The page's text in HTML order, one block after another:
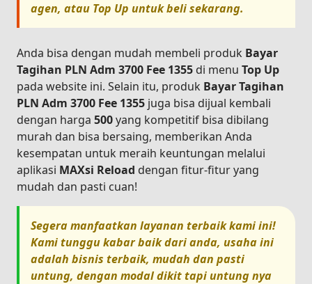
agen, atau Top Up untuk beli sekarang.
Anda bisa dengan mudah membeli produk Bayar
Tagihan PLN Adm 3700 Fee 1355 di menu Top Up
pada website ini. Selain itu, produk Bayar Tagihan
PLN Adm 3700 Fee 1355 juga bisa dijual kembali
dengan harga 500yang kompetitif bisa dibilang
murah dan bisa bersaing, memberikan Anda
kesempatan untuk meraih keuntungan melalui
aplikasi MAXsi Reload dengan fitur-fitur yang
mudah dan pasti cuan!
Segera manfaatkan layanan terbaik kami ini!
Kami tunggu kabar baik dari anda, usaha ini
adalah bisnis terbaik, mudah dan pasti
untung, dengan modal dikit tapi untung nya